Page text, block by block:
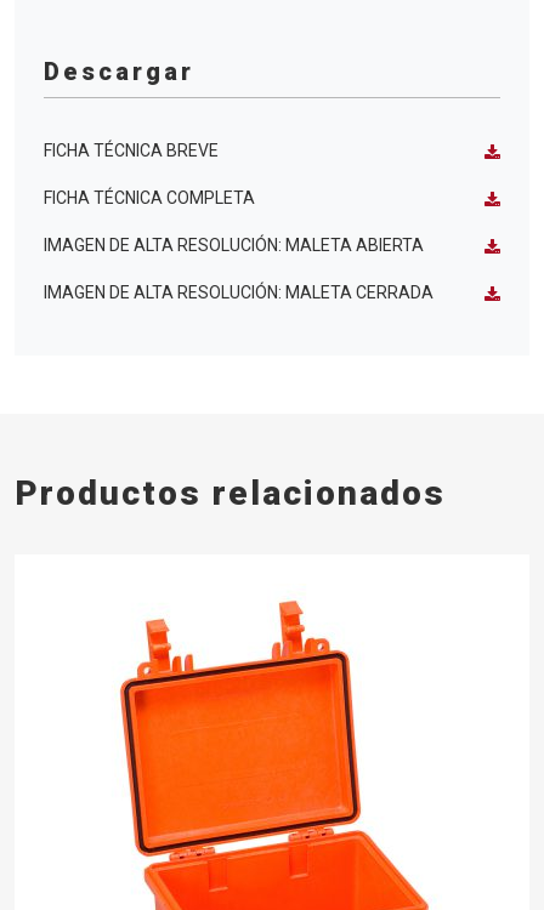
Descargar
FICHA TÉCNICA BREVE
FICHA TÉCNICA COMPLETA
IMAGEN DE ALTA RESOLUCIÓN: MALETA ABIERTA
IMAGEN DE ALTA RESOLUCIÓN: MALETA CERRADA
Productos relacionados